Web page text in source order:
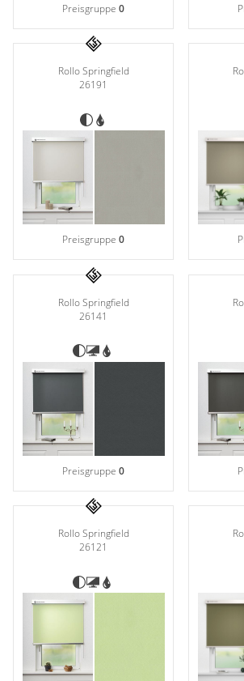
Preisgruppe0
Rollo Springfield
26191
Preisgruppe0
Rollo Springfield
26141
Preisgruppe0
Rollo Springfield
26121